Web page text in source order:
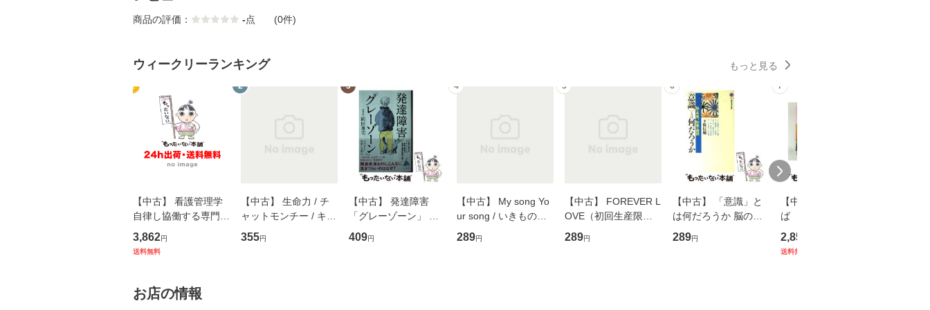
商品の評価： -点 (0件)
ウィークリーランキング もっと見る
1
【中古】 看護管理学
自律し協働する専門職
の看護マネジメントス
キル 改訂第3版 (看護
堂 [単行
3,862円
送料無料
2
【中古】 生命力 / チ
ャットモンチー / キュ
ーンレコード [CD]
【メール便送料無料】
355円
3
【中古】 発達障害
「グレーゾーン」 そ
の正しい理解と克服法
(SB新書 572) / 岡田尊
409円
4
【中古】 My song Yo
ur song / いきものが
かり / [CD]【メール便
送料無料】
289円
5
【中古】 FOREVER L
OVE（初回生産限定
盤） / 清水翔太×加藤
ミリヤ / [CD]【メール
289円
6
【中古】 「意識」と
は何だろうか 脳の来
歴、知覚の錯誤 （講
談社現代新書） / 下条
289円
7
【中古】 耳をすませ
ば 〈2枚組〉 [DVD] /
ブエナ・ビスタ・ホー
ム・エンターテイメン
2,852
送料無料
お店の情報